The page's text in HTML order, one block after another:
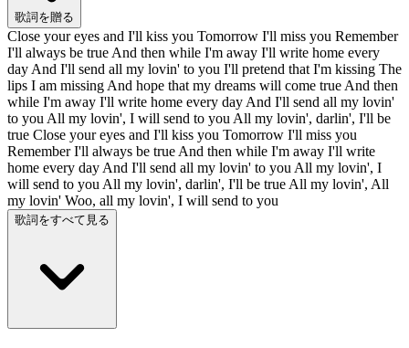
歌詞を贈る
Close your eyes and I'll kiss you Tomorrow I'll miss you Remember
I'll always be true And then while I'm away I'll write home every
day And I'll send all my lovin' to you I'll pretend that I'm kissing The
lips I am missing And hope that my dreams will come true And then
while I'm away I'll write home every day And I'll send all my lovin'
to you All my lovin', I will send to you All my lovin', darlin', I'll be
true Close your eyes and I'll kiss you Tomorrow I'll miss you
Remember I'll always be true And then while I'm away I'll write
home every day And I'll send all my lovin' to you All my lovin', I
will send to you All my lovin', darlin', I'll be true All my lovin', All
my lovin' Woo, all my lovin', I will send to you
歌詞をすべて見る